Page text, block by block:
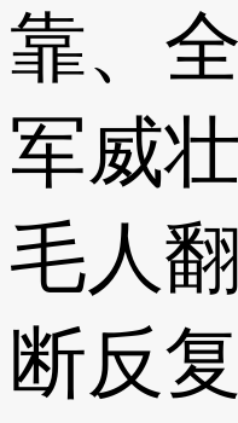
靠、
军威
毛人
断反